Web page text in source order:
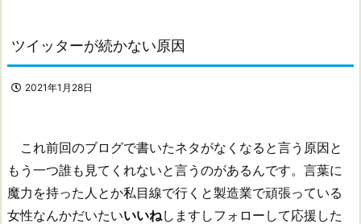
ツイッターが続かない原因
2021年1月28日
これ前回のブログで書いたネタがなくなると言う原因と
もう一つ誰も見てくれないと言うのがあるんです。言葉に
魔力を持った人とか私目線で行くと製造業で頑張っている
女性なんかだいたいいいねしますしフォローして応援した